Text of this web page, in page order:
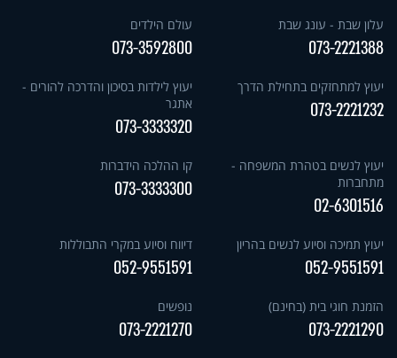
עלון שבת - עונג שבת
073-2221388
עולם הילדים
073-3592800
יעוץ למתחזקים בתחילת הדרך
073-2221232
יעוץ לילדות בסיכון והדרכה להורים -
אתגר
073-3333320
יעוץ לנשים בטהרת המשפחה -
מתחברות
02-6301516
קו ההלכה הידברות
073-3333300
יעוץ תמיכה וסיוע לנשים בהריון
052-9551591
דיווח וסיוע במקרי התבוללות
052-9551591
הזמנת חוגי בית (בחינם)
073-2221290
נופשים
073-2221270